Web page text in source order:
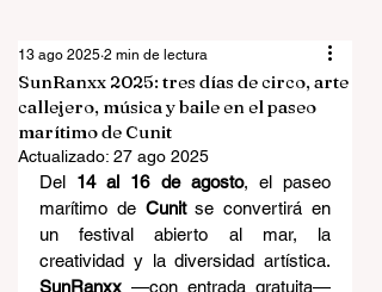
SunRanxx 2025: tres días de circo, arte
callejero, música y baile en el paseo
marítimo de Cunit
13 ago 2025 2 min de lectura
Actualizado: 27 ago 2025
Del 14 al 16 de agosto, el paseo
marítimo de Cunit se convertirá en
un festival abierto al mar, la
SunRanxx —con entrada gratuita—